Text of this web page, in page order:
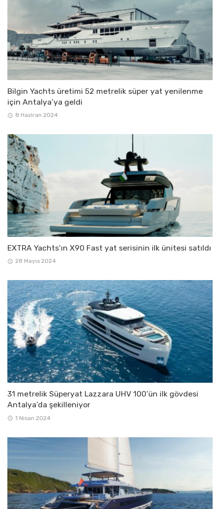
Bilgin Yachts üretimi 52 metrelik süper yat yenilenme
için Antalya’ya geldi
8 Haziran 2024
EXTRA Yachts’ın X90 Fast yat serisinin ilk ünitesi satıldı
28 Mayıs 2024
31 metrelik Süperyat Lazzara UHV 100’ün ilk gövdesi
Antalya’da şekilleniyor
1 Nisan 2024